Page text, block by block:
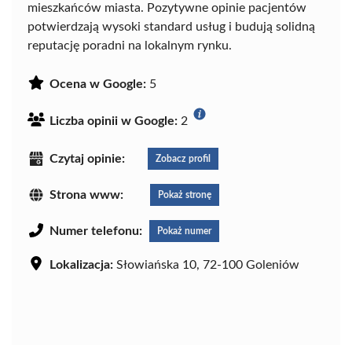
mieszkańców miasta. Pozytywne opinie pacjentów
potwierdzają wysoki standard usług i budują solidną
reputację poradni na lokalnym rynku.
Ocena w Google: 5
Liczba opinii w Google: 2
Czytaj opinie: Zobacz profil
Strona www: Pokaż stronę
Numer telefonu: Pokaż numer
Lokalizacja: Słowiańska 10, 72-100 Goleniów